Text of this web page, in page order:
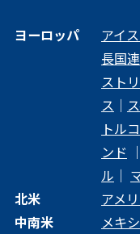
ヨーロッパ アイ
長国
スト
ス ｜
トルコ
ンド ｜
ル ｜
北米
アメ
中南米
メキ